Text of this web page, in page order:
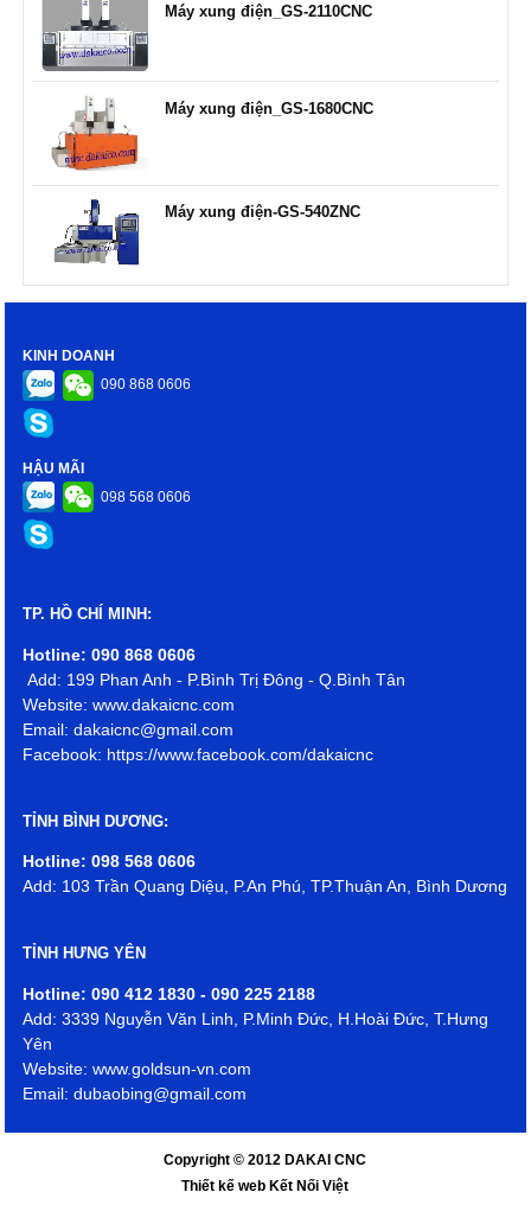
Máy xung điện_GS-2110CNC
Máy xung điện_GS-1680CNC
Máy xung điện-GS-540ZNC
KINH DOANH
090 868 0606
HẬU MÃI
098 568 0606
TP. HỒ CHÍ MINH:
Hotline: 090 868 0606
Add: 199 Phan Anh - P.Bình Trị Đông - Q.Bình Tân
Website: www.dakaicnc.com
Email: dakaicnc@gmail.com
Facebook: https://www.facebook.com/dakaicnc
TỈNH BÌNH DƯƠNG:
Hotline: 098 568 0606
Add: 103 Trần Quang Diệu, P.An Phú, TP.Thuận An, Bình Dương
TỈNH HƯNG YÊN
Hotline: 090 412 1830 - 090 225 2188
Add: 3339 Nguyễn Văn Linh, P.Minh Đức, H.Hoài Đức, T.Hưng
Yên
Website: www.goldsun-vn.com
Email: dubaobing@gmail.com
Copyright © 2012 DAKAI CNC
Thiết kế web Kết Nối Việt